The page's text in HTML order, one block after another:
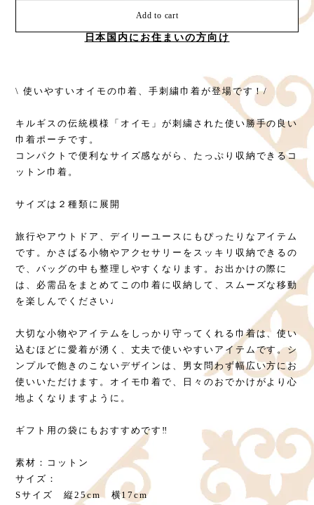
Add to cart
日本国内にお住まいの方向け
\ 使いやすいオイモの巾着、手刺繍巾着が登場です！/
キルギスの伝統模様「オイモ」が刺繍された使い勝手の良い
巾着ポーチです。
コンパクトで便利なサイズ感ながら、たっぷり収納できるコ
ットン巾着。
サイズは２種類に展開
旅行やアウトドア、デイリーユースにもぴったりなアイテム
です。かさばる小物やアクセサリーをスッキリ収納できるの
で、バッグの中も整理しやすくなります。お出かけの際に
は、必需品をまとめてこの巾着に収納して、スムーズな移動
を楽しんでください♩
大切な小物やアイテムをしっかり守ってくれる巾着は、使い
込むほどに愛着が湧く、丈夫で使いやすいアイテムです。シ
ンプルで飽きのこないデザインは、男女問わず幅広い方にお
使いいただけます。オイモ巾着で、日々のおでかけがより心
地よくなりますように。
ギフト用の袋にもおすすめです‼️
素材：コットン
サイズ：
Sサイズ 縦25cm 横17cm